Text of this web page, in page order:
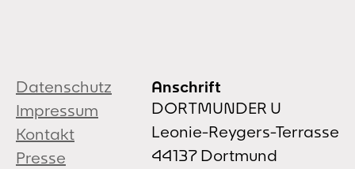
Datenschutz
Impressum
Kontakt
Presse
Anschrift
DORTMUNDER U
Leonie-Reygers-Terrasse
44137 Dortmund